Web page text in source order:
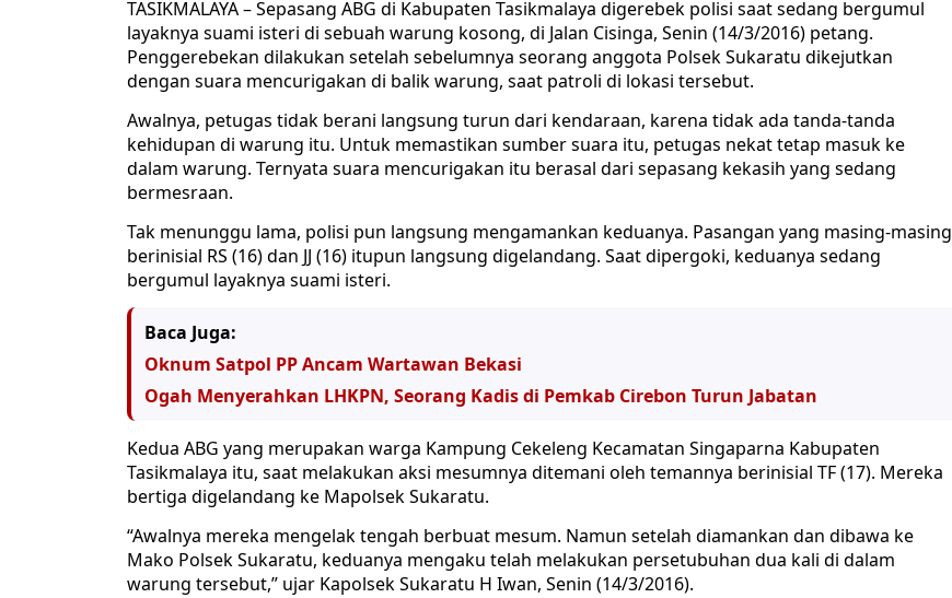
TASIKMALAYA – Sepasang ABG di Kabupaten Tasikmalaya digerebek polisi saat sedang bergumul
layaknya suami isteri di sebuah warung kosong, di Jalan Cisinga, Senin (14/3/2016) petang.
Penggerebekan dilakukan setelah sebelumnya seorang anggota Polsek Sukaratu dikejutkan
dengan suara mencurigakan di balik warung, saat patroli di lokasi tersebut.
Awalnya, petugas tidak berani langsung turun dari kendaraan, karena tidak ada tanda-tanda
kehidupan di warung itu. Untuk memastikan sumber suara itu, petugas nekat tetap masuk ke
dalam warung. Ternyata suara mencurigakan itu berasal dari sepasang kekasih yang sedang
bermesraan.
Tak menunggu lama, polisi pun langsung mengamankan keduanya. Pasangan yang masing-masing
berinisial RS (16) dan JJ (16) itupun langsung digelandang. Saat dipergoki, keduanya sedang
bergumul layaknya suami isteri.
Baca Juga:
Oknum Satpol PP Ancam Wartawan Bekasi
Ogah Menyerahkan LHKPN, Seorang Kadis di Pemkab Cirebon Turun Jabatan
Kedua ABG yang merupakan warga Kampung Cekeleng Kecamatan Singaparna Kabupaten
Tasikmalaya itu, saat melakukan aksi mesumnya ditemani oleh temannya berinisial TF (17). Mereka
bertiga digelandang ke Mapolsek Sukaratu.
“Awalnya mereka mengelak tengah berbuat mesum. Namun setelah diamankan dan dibawa ke
Mako Polsek Sukaratu, keduanya mengaku telah melakukan persetubuhan dua kali di dalam
warung tersebut,” ujar Kapolsek Sukaratu H Iwan, Senin (14/3/2016).